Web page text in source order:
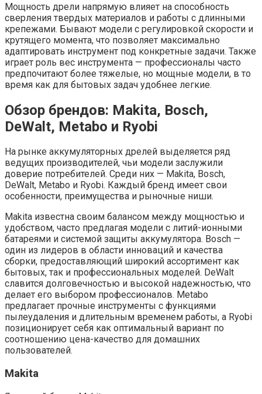
Мощность дрели напрямую влияет на способность
сверления твердых материалов и работы с длинными
крепежами. Бывают модели с регулировкой скорости и
крутящего момента, что позволяет максимально
адаптировать инструмент под конкретные задачи. Также
играет роль вес инструмента — профессионалы часто
предпочитают более тяжелые, но мощные модели, в то
время как для бытовых задач удобнее легкие.
Обзор брендов: Makita, Bosch,
DeWalt, Metabo и Ryobi
На рынке аккумуляторных дрелей выделяется ряд
ведущих производителей, чьи модели заслужили
доверие потребителей. Среди них — Makita, Bosch,
DeWalt, Metabo и Ryobi. Каждый бренд имеет свои
особенности, преимущества и рыночные ниши.
Makita известна своим балансом между мощностью и
удобством, часто предлагая модели с литий-ионными
батареями и системой защиты аккумулятора. Bosch —
один из лидеров в области инноваций и качества
сборки, предоставляющий широкий ассортимент как
бытовых, так и профессиональных моделей. DeWalt
славится долговечностью и высокой надежностью, что
делает его выбором профессионалов. Metabo
предлагает прочные инструменты с функциями
пылеудаления и длительным временем работы, а Ryobi
позиционирует себя как оптимальный вариант по
соотношению цена-качество для домашних
пользователей.
Makita